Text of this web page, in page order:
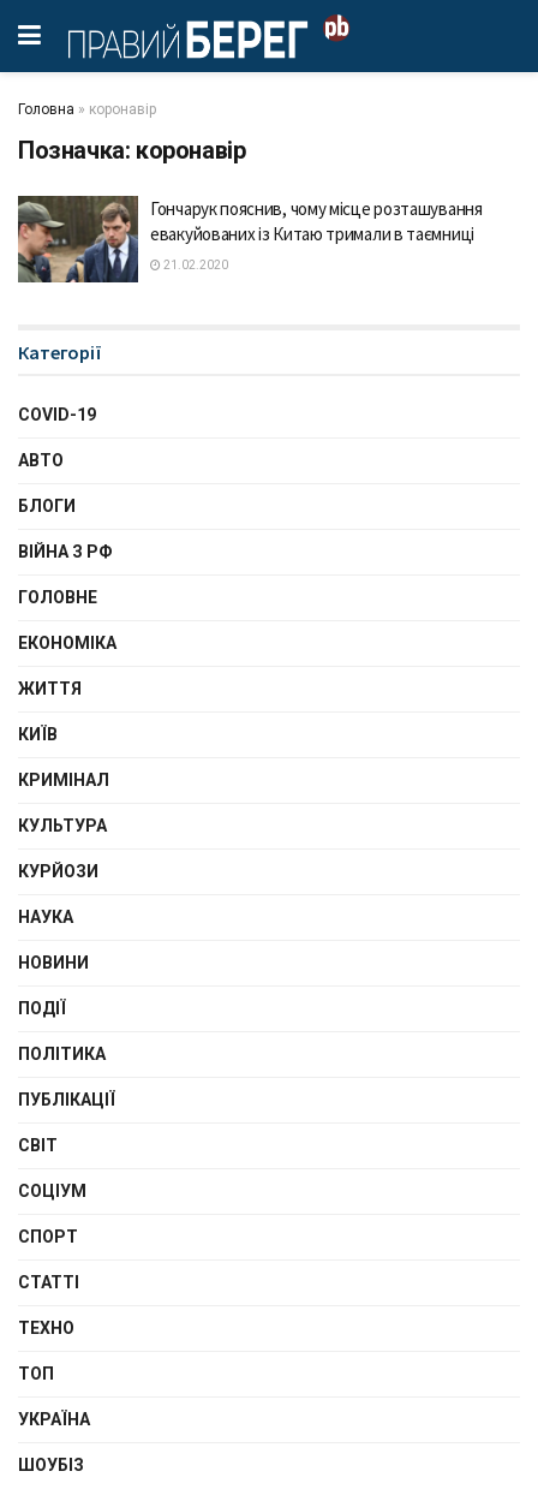
Головна » коронавір
Позначка: коронавір
Гончарук пояснив, чому місце розташування
евакуйованих із Китаю тримали в таємниці
21.02.2020
Категорії
COVID-19
АВТО
БЛОГИ
ВІЙНА З РФ
ГОЛОВНЕ
ЕКОНОМІКА
ЖИТТЯ
КИЇВ
КРИМІНАЛ
КУЛЬТУРА
КУРЙОЗИ
НАУКА
НОВИНИ
ПОДІЇ
ПОЛІТИКА
ПУБЛІКАЦІЇ
СВІТ
СОЦІУМ
СПОРТ
СТАТТІ
ТЕХНО
ТОП
УКРАЇНА
ШОУБІЗ